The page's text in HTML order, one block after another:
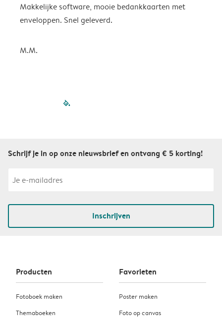
Makkelijke software, mooie bedankkaarten met
enveloppen. Snel geleverd.
M.M.
filled-pagination
Schrijf je in op onze nieuwsbrief en ontvang € 5 korting!
Inschrijven
Producten
Fotoboek maken
Themaboeken
Favorieten
Poster maken
Foto op canvas